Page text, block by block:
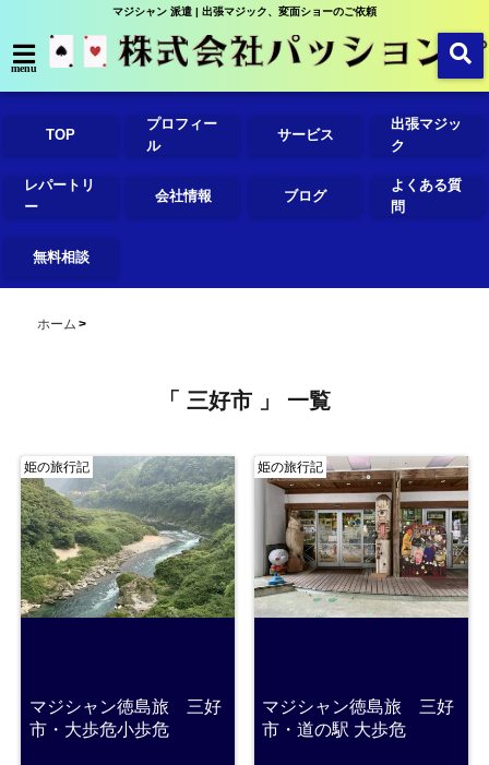
マジシャン 派遣 | 出張マジック、変面ショーのご依頼
menu
TOP
プロフィー
ル
サービス
出張マジッ
ク
レパートリ
ー
会社情報 ブログ
よくある質
問
無料相談
ホーム
「 三好市 」 一覧
姫の旅行記
マジシャン徳島旅 三好
市・大歩危小歩危
姫の旅行記
マジシャン徳島旅 三好
市・道の駅 大歩危